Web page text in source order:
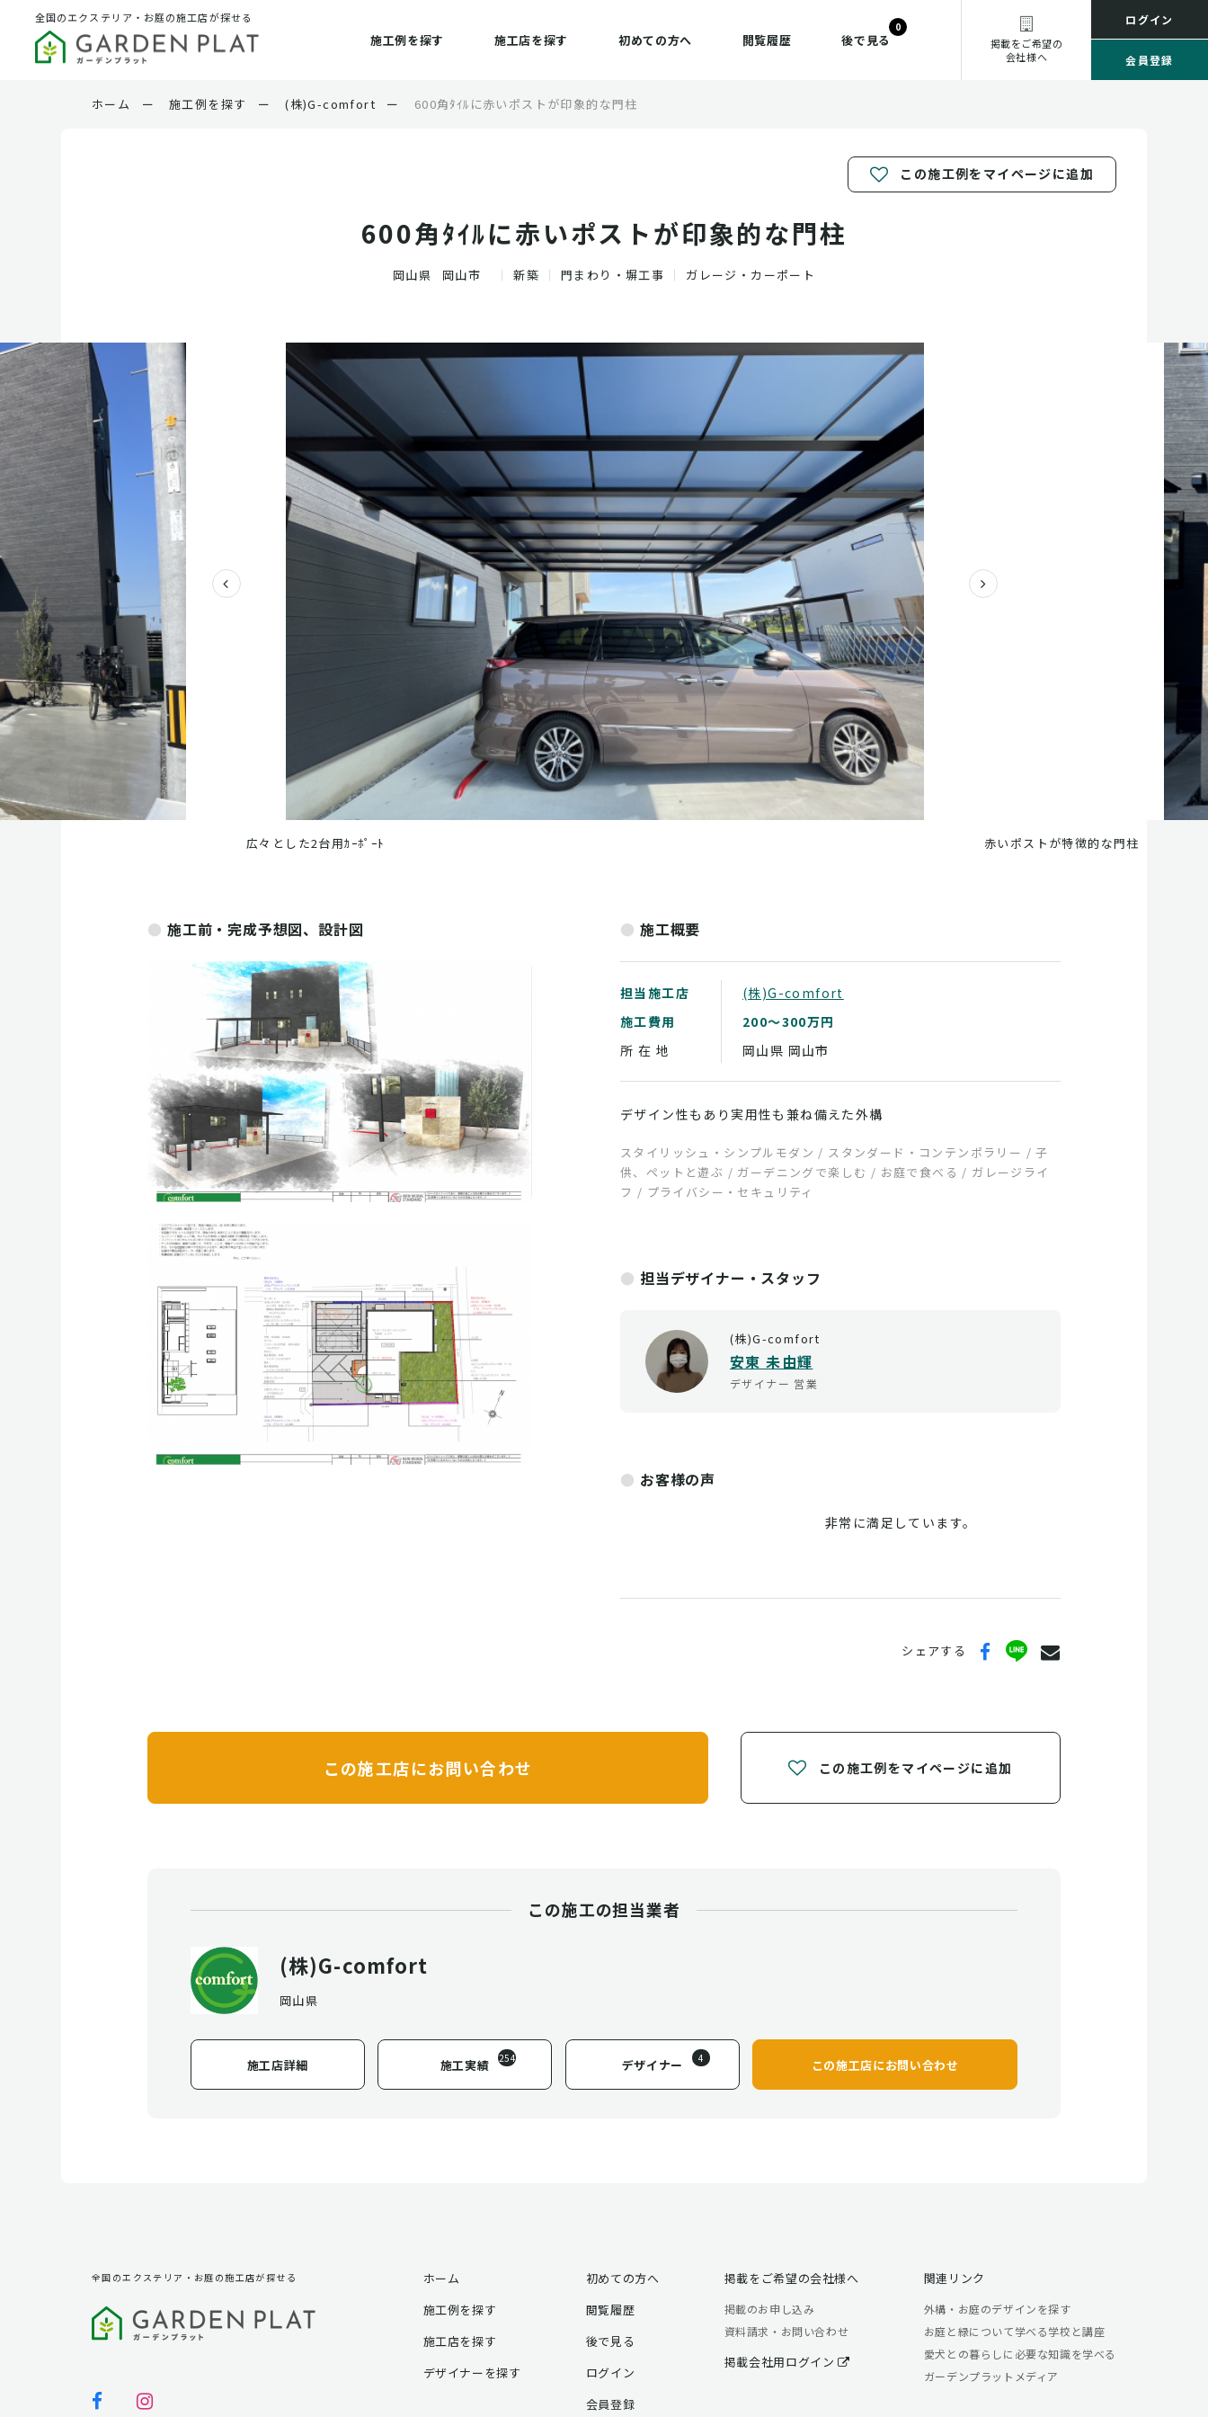
全国のエクステリア・お庭の施工店が探せる
施工例を探す 施工店を探す 初めての方へ 閲覧履歴 後で見る
0
掲載をご希望の
会社様へ
ログイン
会員登録
ホーム ー 施工例を探す ー (株)G-comfort ー 600角ﾀｲﾙに赤いポストが印象的な門柱
この施工例をマイページに追加
600角ﾀｲﾙに赤いポストが印象的な門柱
岡山県 岡山市 新築 門まわり・塀工事 ガレージ・カーポート
広々とした2台用ｶｰﾎﾟｰﾄ 赤いポストが特徴的な門柱
施工前・完成予想図、設計図 施工概要
担当施工店
(株)G-comfort
施工費用
200～300万円
所 在 地
岡山県 岡山市
デザイン性もあり実用性も兼ね備えた外構
スタイリッシュ・シンプルモダン / スタンダード・コンテンポラリー / 子
供、ペットと遊ぶ / ガーデニングで楽しむ / お庭で食べる / ガレージライ
フ / プライバシー・セキュリティ
担当デザイナー・スタッフ
(株)G-comfort
安東 未由輝
デザイナー 営業
お客様の声
非常に満足しています。
シェアする
この施工店にお問い合わせ この施工例をマイページに追加
この施工の担当業者
(株)G-comfort
岡山県
施工店詳細 施工実績 254 デザイナー 4 この施工店にお問い合わせ
全国のエクステリア・お庭の施工店が探せる
ホーム
施工例を探す
施工店を探す
デザイナーを探す
初めての方へ
閲覧履歴
後で見る
ログイン
会員登録
掲載をご希望の会社様へ
掲載のお申し込み
資料請求・お問い合わせ
掲載会社用ログイン
関連リンク
外構・お庭のデザインを探す
お庭と緑について学べる学校と講座
愛犬との暮らしに必要な知識を学べる
ガーデンプラットメディア